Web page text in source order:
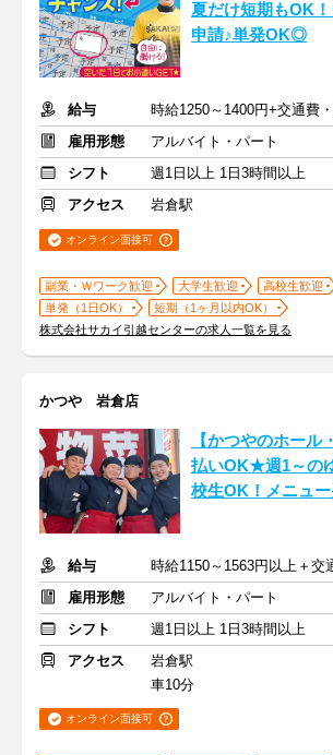
夏だけ短期もOK
申請♪単発OK◎
給与
時給1250～1400円+交通費
雇用形態
アルバイト・パート
シフト
週1日以上 1日3時間以上
アクセス
岩倉駅
オンライン面接可
副業・Ｗワーク歓迎 大学生歓迎
高校生歓迎
単発（1日OK）
短期（1ヶ月以内OK）
株式会社サカイ引越センターの求人一覧を見る
かつや 岩倉店
【かつやのホール
払いOK★週1～の
校生OK！メニュー
給与
時給1150～1563円以上＋交
雇用形態
アルバイト・パート
シフト
週1日以上 1日3時間以上
アクセス
岩倉駅
車10分
オンライン面接可